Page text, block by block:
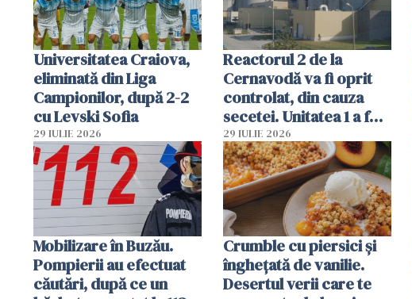
Universitatea Craiova,
eliminată din Liga
Campionilor, după 2-2
cu Levski Sofia
29 IULIE 2026
Reactorul 2 de la
Cernavodă va fi oprit
controlat, din cauza
secetei. Unitatea 1 a fost
deja oprită
29 IULIE 2026
Mobilizare în Buzău.
Pompierii au efectuat
căutări, după ce un
Crumble cu piersici și
înghețată de vanilie.
Desertul verii care te